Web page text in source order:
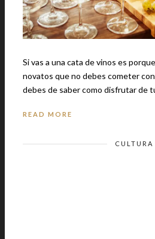
Si vas a una cata de vinos es
novatos que no debes cometer
debes de saber como disfrutar de
READ MORE
CULTURA